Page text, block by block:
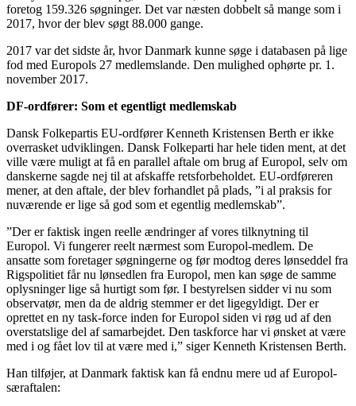
foretog 159.326 søgninger. Det var næsten dobbelt så mange som i
2017, hvor der blev søgt 88.000 gange.
2017 var det sidste år, hvor Danmark kunne søge i databasen på lige
fod med Europols 27 medlemslande. Den mulighed ophørte pr. 1.
november 2017.
DF-ordfører: Som et egentligt medlemskab
Dansk Folkepartis EU-ordfører Kenneth Kristensen Berth er ikke
overrasket udviklingen. Dansk Folkeparti har hele tiden ment, at det
ville være muligt at få en parallel aftale om brug af Europol, selv om
danskerne sagde nej til at afskaffe retsforbeholdet. EU-ordføreren
mener, at den aftale, der blev forhandlet på plads, ”i al praksis for
nuværende er lige så god som et egentlig medlemskab”.
”Der er faktisk ingen reelle ændringer af vores tilknytning til
Europol. Vi fungerer reelt nærmest som Europol-medlem. De
ansatte som foretager søgningerne og før modtog deres lønseddel fra
Rigspolitiet får nu lønsedlen fra Europol, men kan søge de samme
oplysninger lige så hurtigt som før. I bestyrelsen sidder vi nu som
observatør, men da de aldrig stemmer er det ligegyldigt. Der er
oprettet en ny task-force inden for Europol siden vi røg ud af den
overstatslige del af samarbejdet. Den taskforce har vi ønsket at være
med i og fået lov til at være med i,” siger Kenneth Kristensen Berth.
Han tilføjer, at Danmark faktisk kan få endnu mere ud af Europol-
særaftalen: